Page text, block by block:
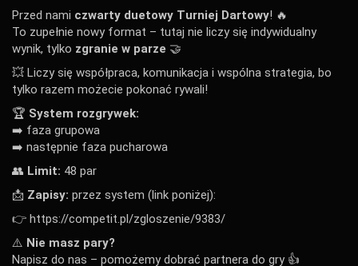
Przed nami czwarty duetowy Turniej Dartowy! 🔥
To zupełnie nowy format – tutaj nie liczy się indywidualny
wynik, tylko zgranie w parze 🤝
💥 Liczy się współpraca, komunikacja i wspólna strategia, bo
tylko razem możecie pokonać rywali!
🏆 System rozgrywek:
➡️ faza grupowa
➡️ następnie faza pucharowa
👥 Limit: 48 par
📩 Zapisy: przez system (link poniżej):
👉 https://competit.pl/zgloszenie/9383/
⚠️ Nie masz pary?
Napisz do nas – pomożemy dobrać partnera do gry 👍